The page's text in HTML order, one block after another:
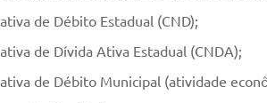
de Débito Estadual (CND);
de Dívida Ativa Estadual (CNDA);
de Débito Municipal (atividade